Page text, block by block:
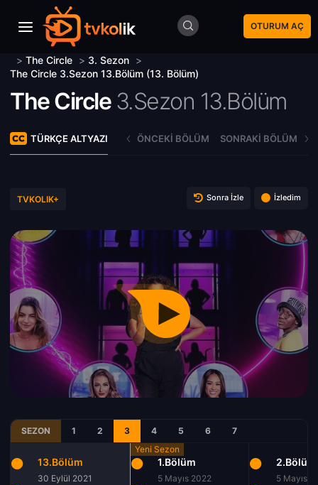
OTURUM AÇ
> The Circle > 3. Sezon >
The Circle 3.Sezon 13.Bölüm (13. Bölüm)
The Circle 3.Sezon 13.Bölüm
TÜRKÇE ALTYAZI ÖNCEKI BÖLÜM SONRAKI BÖLÜM
TVKOLIK+ Sonra İzle İzledim
SEZON 1 2 3 4 5 6 7
13.Bölüm
30 Eylül 2021
1.Bölüm
5 Mayıs 2022
2.Bölüm
5 Mayıs